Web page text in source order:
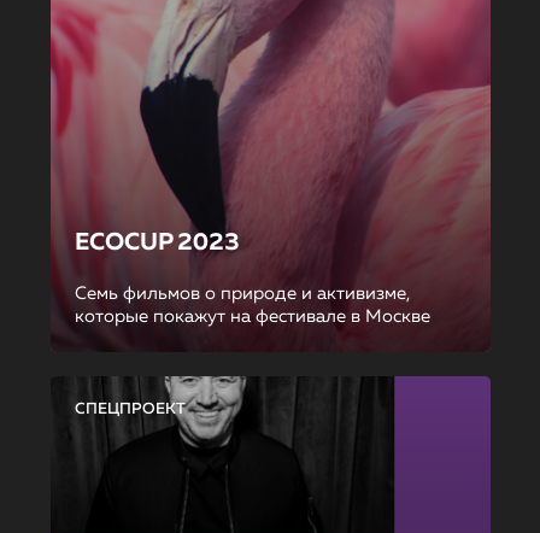
ECOCUP 2023
Семь фильмов о природе и активизме,
которые покажут на фестивале в Москве
СПЕЦПРОЕКТ